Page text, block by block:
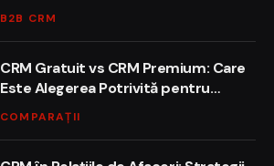
B2B CRM
CRM Gratuit vs CRM Premium: Care
Este Alegerea Potrivită pentru
Afacerea Ta?
COMPARAȚII